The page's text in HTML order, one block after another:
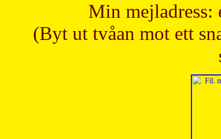
Min mejladress:
(Byt ut tvåan mot ett